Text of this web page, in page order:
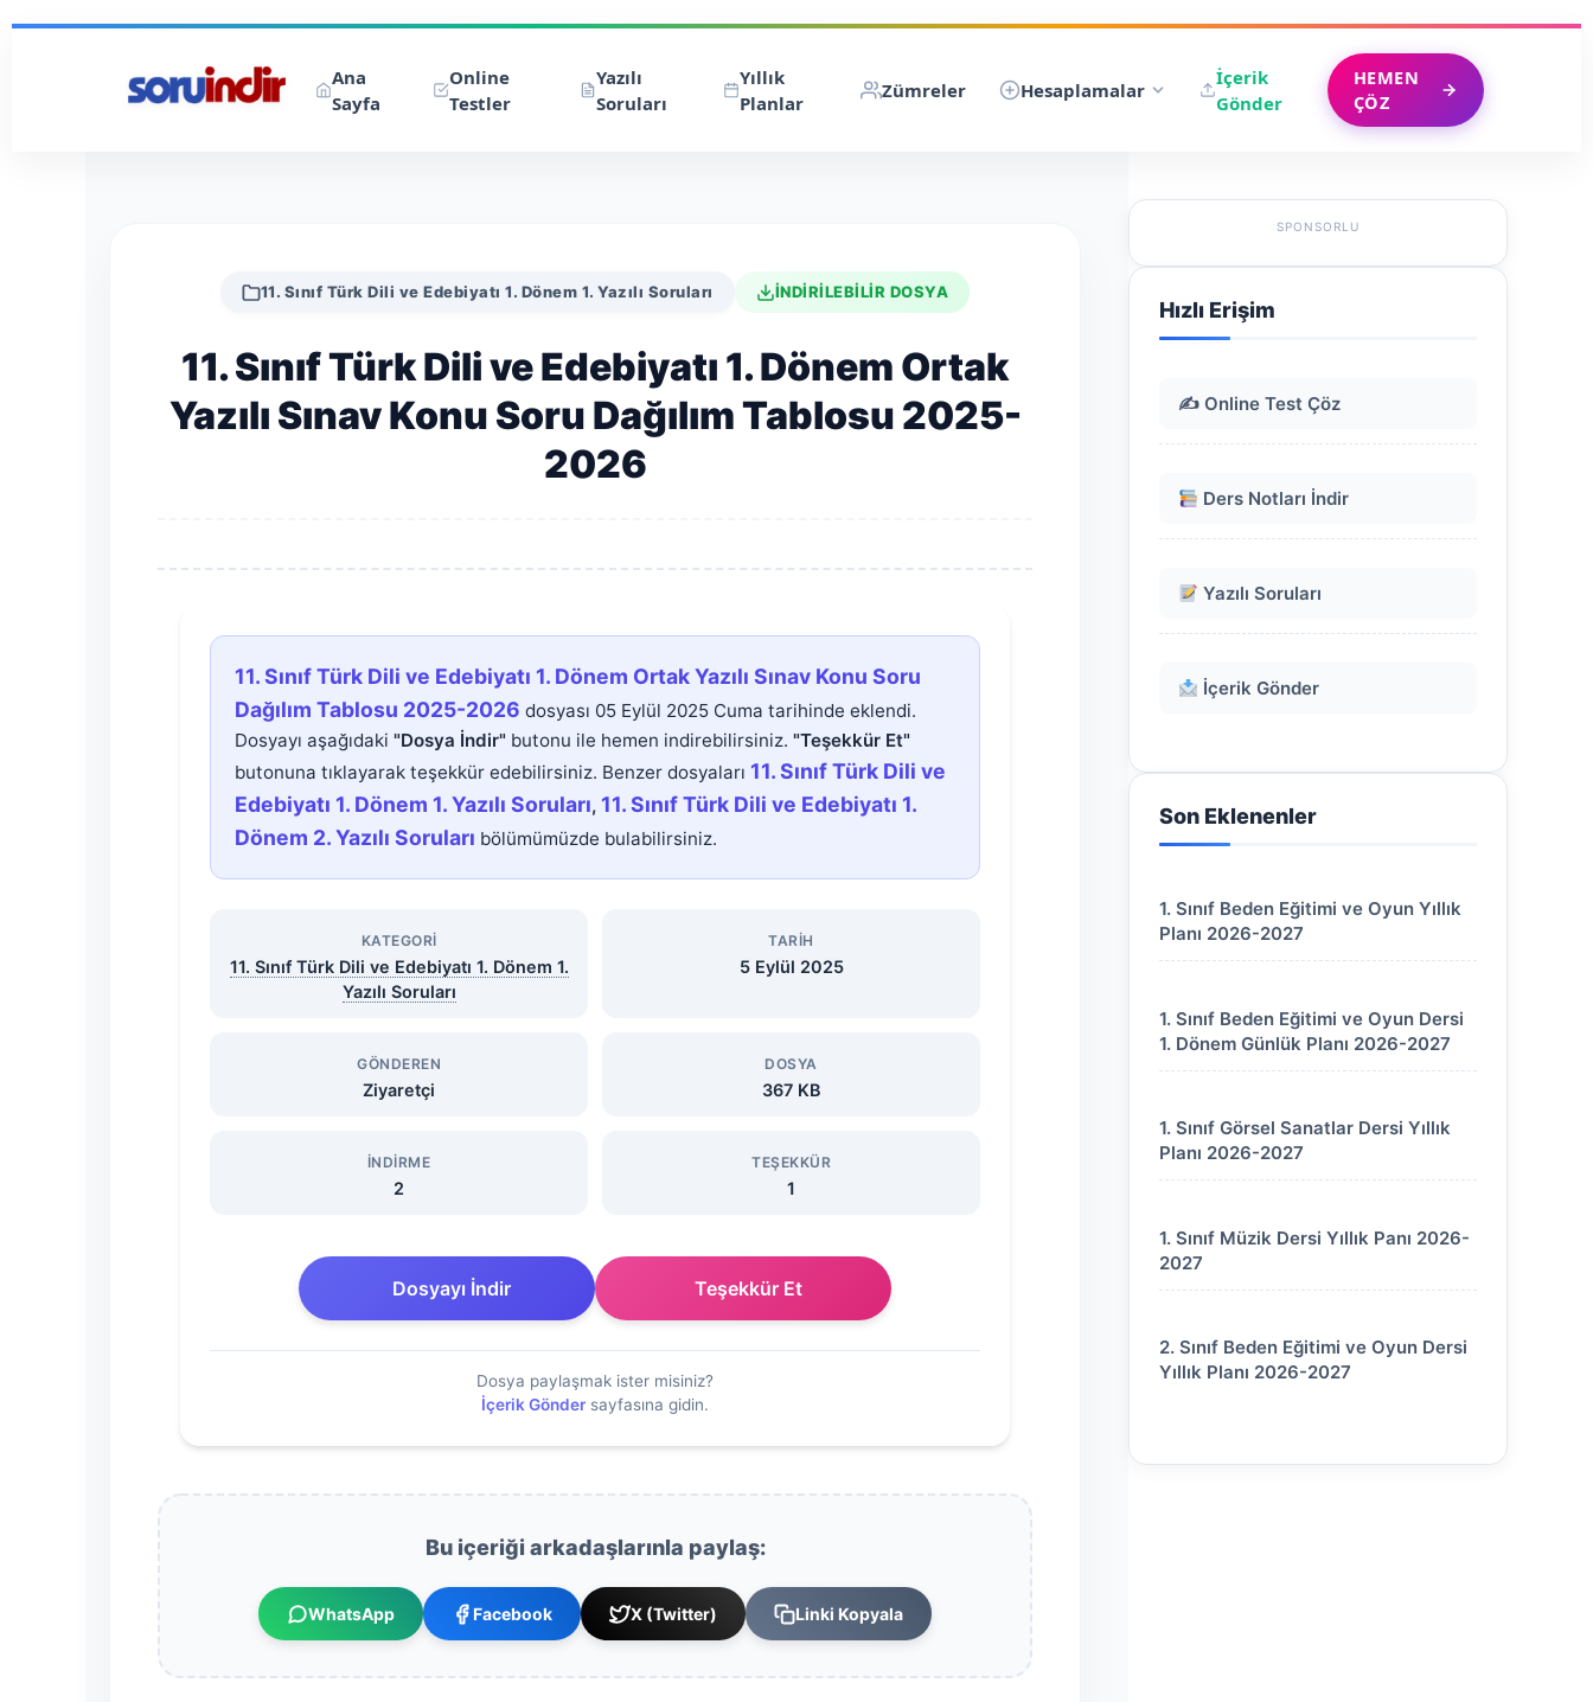
Ana
Sayfa
Online
Testler
Yazılı
Soruları
Yıllık
Planlar
Zümreler Hesaplamalar
İçerik
Gönder
HEMEN
ÇÖZ
11. Sınıf Türk Dili ve Edebiyatı 1. Dönem 1. Yazılı Soruları İNDİRİLEBİLİR DOSYA
11. Sınıf Türk Dili ve Edebiyatı 1. Dönem Ortak
Yazılı Sınav Konu Soru Dağılım Tablosu 2025-
2026
11.
Sınıf
Türk
Dili
ve
Edebiyatı
Dönem
Sınav
Konu
Dağılım
Tablosu
2026
Dosyasını
11. Sınıf Türk Dili ve Edebiyatı 1. Dönem Ortak Yazılı Sınav Konu Soru
Dağılım Tablosu 2025-2026 dosyası 05 Eylül 2025 Cuma tarihinde eklendi.
Dosyayı aşağıdaki "Dosya İndir" butonu ile hemen indirebilirsiniz. "Teşekkür Et"
butonuna tıklayarak teşekkür edebilirsiniz. Benzer dosyaları 11. Sınıf Türk Dili ve
Edebiyatı 1. Dönem 1. Yazılı Soruları, 11. Sınıf Türk Dili ve Edebiyatı 1.
Dönem 2. Yazılı Soruları bölümümüzde bulabilirsiniz.
KATEGORI
11. Sınıf Türk Dili ve Edebiyatı 1. Dönem 1.
Yazılı Soruları
TARIH
5 Eylül 2025
GÖNDEREN
Ziyaretçi
DOSYA
367 KB
İNDIRME
2
TEŞEKKÜR
1
Dosyayı İndir Teşekkür Et
Dosya paylaşmak ister misiniz?
İçerik Gönder sayfasına gidin.
Bu içeriği arkadaşlarınla paylaş:
WhatsApp Facebook X (Twitter) Linki Kopyala
SPONSORLU
Hızlı Erişim
✍️ Online Test Çöz
Ders Notları İndir
Yazılı Soruları
İçerik Gönder
Son Eklenenler
1. Sınıf Beden Eğitimi ve Oyun Yıllık
Planı 2026-2027
1. Sınıf Beden Eğitimi ve Oyun Dersi
1. Dönem Günlük Planı 2026-2027
1. Sınıf Görsel Sanatlar Dersi Yıllık
Planı 2026-2027
1. Sınıf Müzik Dersi Yıllık Panı 2026-
2027
2. Sınıf Beden Eğitimi ve Oyun Dersi
Yıllık Planı 2026-2027